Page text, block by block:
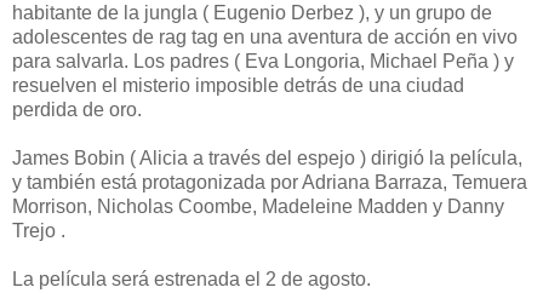
habitante de la jungla ( Eugenio Derbez ), y un grupo de
adolescentes de rag tag en una aventura de acción en vivo
para salvarla. Los padres ( Eva Longoria, Michael Peña ) y
resuelven el misterio imposible detrás de una ciudad
perdida de oro.
James Bobin ( Alicia a través del espejo ) dirigió la película,
y también está protagonizada por Adriana Barraza, Temuera
Morrison, Nicholas Coombe, Madeleine Madden y Danny
Trejo .
La película será estrenada el 2 de agosto.